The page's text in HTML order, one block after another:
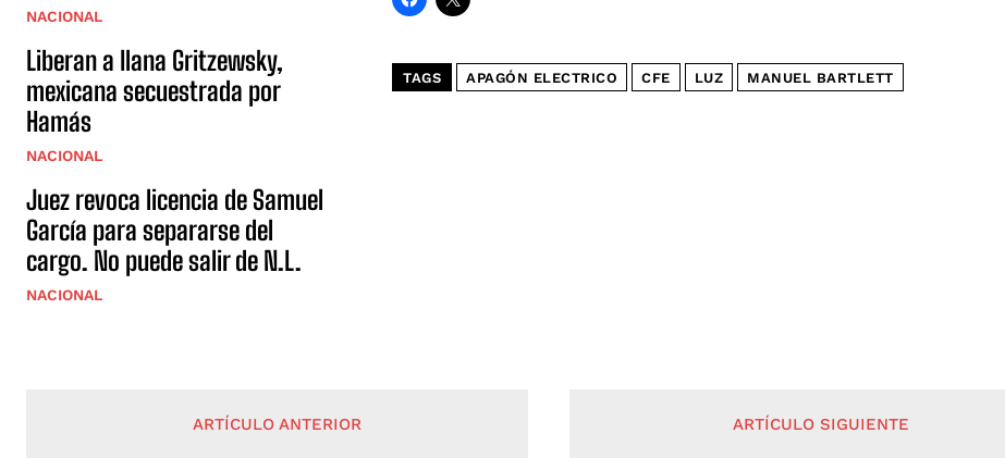
NACIONAL
Liberan a Ilana Gritzewsky,
mexicana secuestrada por
Hamás
NACIONAL
Juez revoca licencia de Samuel
García para separarse del
cargo. No puede salir de N.L.
NACIONAL
TAGS APAGÓN ELECTRICO CFE LUZ MANUEL BARTLETT
ARTÍCULO ANTERIOR ARTÍCULO SIGUIENTE